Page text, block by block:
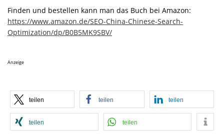
Finden und bestellen kann man das Buch bei Amazon:
https://www.amazon.de/SEO-China-Chinese-Search-
Optimization/dp/B0B5MK9SBV/
Anzeige
teilen teilen teilen
teilen teilen